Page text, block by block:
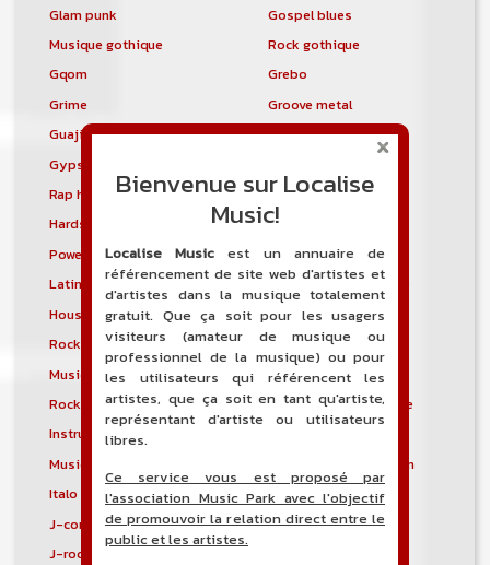
Glam punk
Gospel blues
Musique gothique
Rock gothique
Gqom
Grebo
Grime
Groove metal
Guajira
Guaracha
Gypsy punk
Rap hardcore
Industrial hardcore
Hardstep
Hardstyle
Power noise
Heavenly voices
Latin metal
Musique hindoustanie
House progressive
Tropical house
Rock indépendant
Indietronica
Musique industrielle
Metal industriel
Rock industriel
Musique instrumentale
Instrumental
Musique irlandaise
Rock progressif italien
Italo Disco
Italo house
J-core
J-pop
J-rock
Bienvenue sur Localise
Music!
Localise Music est un annuaire de
référencement de site web d'artistes et
d'artistes dans la musique totalement
gratuit. Que ça soit pour les usagers
visiteurs (amateur de musique ou
professionnel de la musique) ou pour
les utilisateurs qui référencent les
artistes, que ça soit en tant qu'artiste,
représentant d'artiste ou utilisateurs
libres.
Ce service vous est proposé par
l'association Music Park avec l'objectif
de promouvoir la relation direct entre le
public et les artistes.